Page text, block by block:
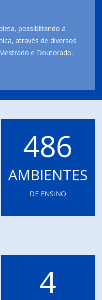
possiblitando a
através de diversos
e Doutorado.
486
AMBIENTES
DE ENSINO
4